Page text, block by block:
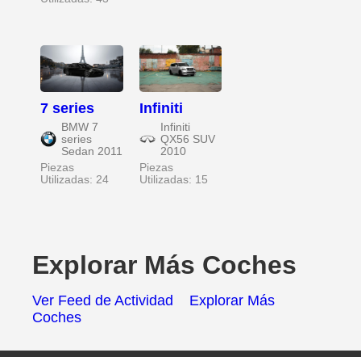
7 series
BMW 7
series
Sedan 2011
Piezas
Utilizadas: 24
Infiniti
Infiniti
QX56 SUV
2010
Piezas
Utilizadas: 15
Explorar Más Coches
Ver Feed de Actividad
Explorar Más
Coches